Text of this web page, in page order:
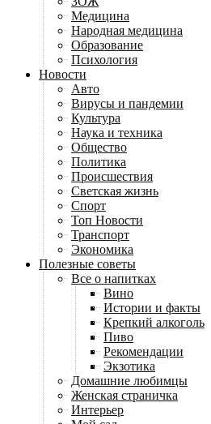
Медицина
Народная медицина
Образование
Психология
Новости
Авто
Вирусы и пандемии
Культура
Наука и техника
Общество
Политика
Происшествия
Светская жизнь
Спорт
Топ Новости
Транспорт
Экономика
Полезные советы
Все о напитках
Вино
Истории и факты
Крепкий алкоголь
Пиво
Рекомендации
Экзотика
Домашние любимцы
Женская страничка
Интерьер